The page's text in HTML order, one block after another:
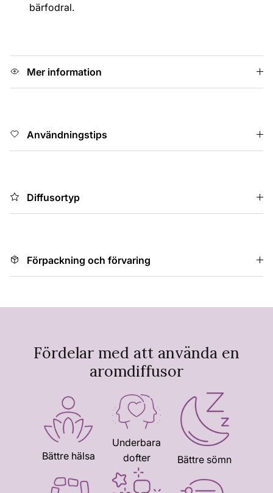
bärfodral.
Mer information
Användningstips
Diffusortyp
Förpackning och förvaring
Fördelar med att använda en
aromdiffusor
Bättre hälsa
Underbara
dofter
Bättre sömn